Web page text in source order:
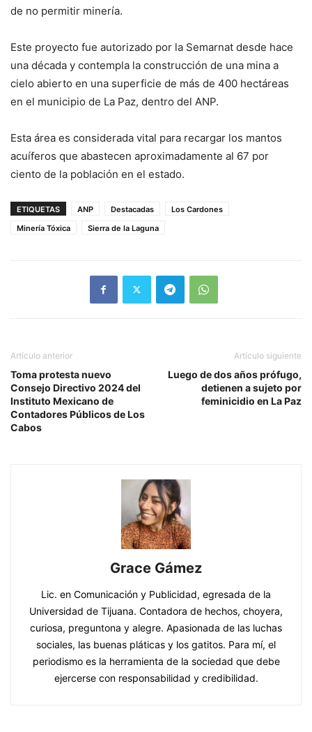
de no permitir minería.
Este proyecto fue autorizado por la Semarnat desde hace
una década y contempla la construcción de una mina a
cielo abierto en una superficie de más de 400 hectáreas
en el municipio de La Paz, dentro del ANP.
Esta área es considerada vital para recargar los mantos
acuíferos que abastecen aproximadamente al 67 por
ciento de la población en el estado.
ETIQUETAS ANP Destacadas
Los Cardones
Minería Tóxica
Sierra de la Laguna
Artículo anterior
Toma protesta nuevo
Consejo Directivo 2024 del
Instituto Mexicano de
Contadores Públicos de Los
Cabos
Artículo siguiente
Luego de dos años prófugo,
detienen a sujeto por
feminicidio en La Paz
Grace Gámez
Lic. en Comunicación y Publicidad, egresada de la
Universidad de Tijuana. Contadora de hechos, choyera,
curiosa, preguntona y alegre. Apasionada de las luchas
sociales, las buenas pláticas y los gatitos. Para mí, el
periodismo es la herramienta de la sociedad que debe
ejercerse con responsabilidad y credibilidad.